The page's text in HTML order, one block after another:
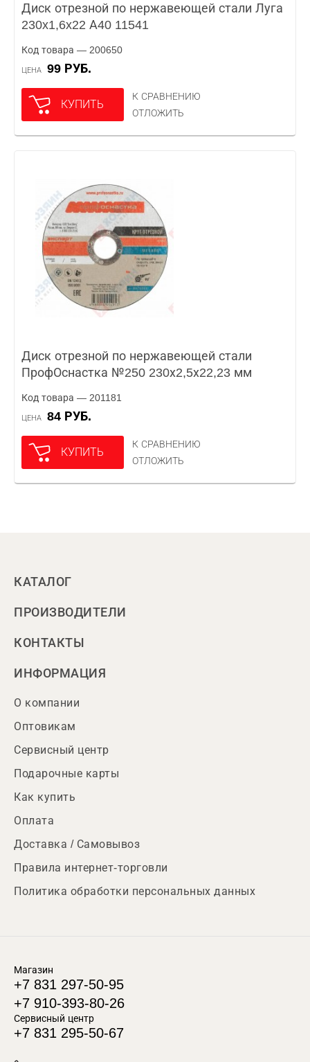
Диск отрезной по нержавеющей стали Луга
230x1,6x22 А40 11541
Код товара — 200650
ЦЕНА 99 РУБ.
КУПИТЬ
К СРАВНЕНИЮ
ОТЛОЖИТЬ
Диск отрезной по нержавеющей стали
ПрофОснастка №250 230х2,5х22,23 мм
Код товара — 201181
ЦЕНА 84 РУБ.
КУПИТЬ
К СРАВНЕНИЮ
ОТЛОЖИТЬ
КАТАЛОГ
ПРОИЗВОДИТЕЛИ
КОНТАКТЫ
ИНФОРМАЦИЯ
О компании
Оптовикам
Сервисный центр
Подарочные карты
Как купить
Оплата
Доставка / Самовывоз
Правила интернет-торговли
Политика обработки персональных данных
Магазин
+7 831 297-50-95
+7 910-393-80-26
Сервисный центр
+7 831 295-50-67